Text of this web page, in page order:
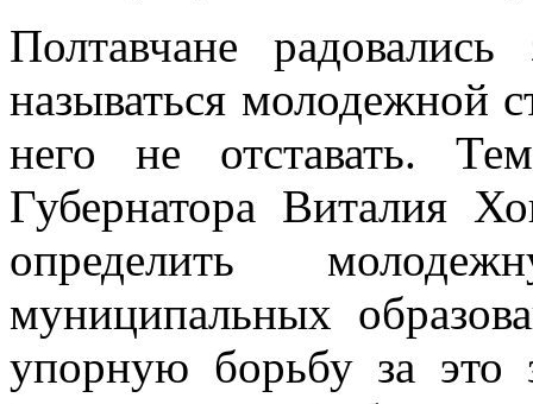
Полтавчане
называться молодежной
него не отставать.
Губернатора Виталия
определить
муниципальных
упорную борьбу за это